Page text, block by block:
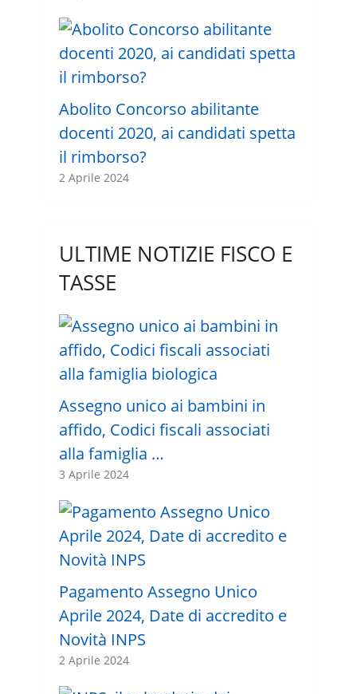
Abolito Concorso abilitante
docenti 2020, ai candidati spetta
il rimborso?
2 Aprile 2024
ULTIME NOTIZIE FISCO E
TASSE
Assegno unico ai bambini in
affido, Codici fiscali associati
alla famiglia …
3 Aprile 2024
Pagamento Assegno Unico
Aprile 2024, Date di accredito e
Novità INPS
2 Aprile 2024